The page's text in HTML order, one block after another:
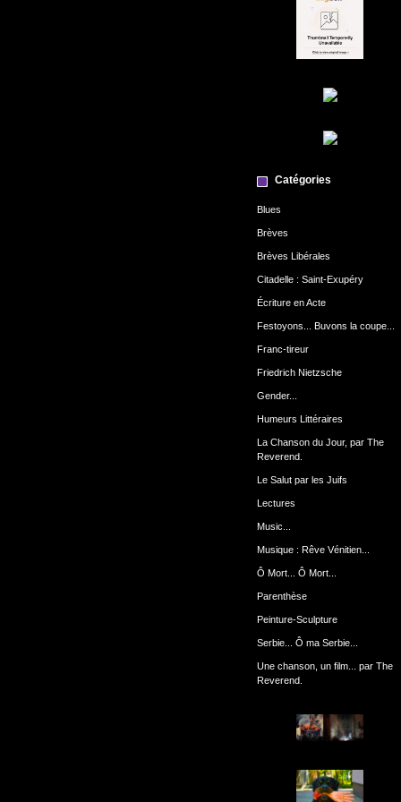
Catégories
Blues
Brèves
Brèves Libérales
Citadelle : Saint-Exupéry
Écriture en Acte
Festoyons... Buvons la coupe...
Franc-tireur
Friedrich Nietzsche
Gender...
Humeurs Littéraires
La Chanson du Jour, par The
Reverend.
Le Salut par les Juifs
Lectures
Music...
Musique : Rêve Vénitien...
Ô Mort... Ô Mort...
Parenthèse
Peinture-Sculpture
Serbie... Ô ma Serbie...
Une chanson, un film... par The
Reverend.